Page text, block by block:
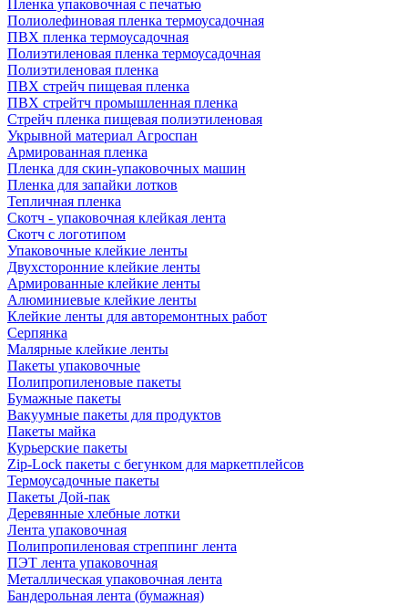
Пленка упаковочная с печатью
Полиолефиновая пленка термоусадочная
ПВХ пленка термоусадочная
Полиэтиленовая пленка термоусадочная
Полиэтиленовая пленка
ПВХ стрейч пищевая пленка
ПВХ стрейтч промышленная пленка
Стрейч пленка пищевая полиэтиленовая
Укрывной материал Агроспан
Армированная пленка
Пленка для скин-упаковочных машин
Пленка для запайки лотков
Тепличная пленка
Скотч - упаковочная клейкая лента
Скотч с логотипом
Упаковочные клейкие ленты
Двухсторонние клейкие ленты
Армированные клейкие ленты
Алюминиевые клейкие ленты
Клейкие ленты для авторемонтных работ
Серпянка
Малярные клейкие ленты
Пакеты упаковочные
Полипропиленовые пакеты
Бумажные пакеты
Вакуумные пакеты для продуктов
Пакеты майка
Курьерские пакеты
Zip-Lock пакеты с бегунком для маркетплейсов
Термоусадочные пакеты
Пакеты Дой-пак
Деревянные хлебные лотки
Лента упаковочная
Полипропиленовая стреппинг лента
ПЭТ лента упаковочная
Металлическая упаковочная лента
Бандерольная лента (бумажная)